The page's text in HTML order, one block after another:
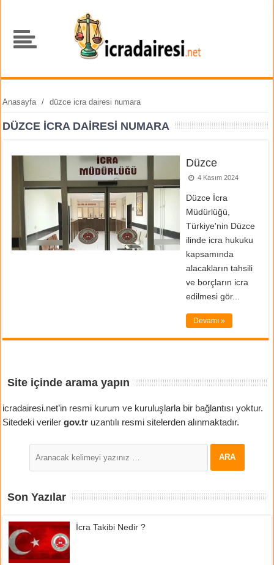
Anasayfa / düzce icra dairesi numara
DÜZCE ICRA DAIRESI NUMARA
Düzce
4 Kasım 2024
Düzce İcra
Müdürlüğü,
Türkiye'nin Düzce
ilinde icra hukuku
kapsamında
alacakların tahsili
ve borçların icra
edilmesi gör...
Devamı »
Site içinde arama yapın
icradairesi.net’in resmi kurum ve kuruluşlarla bir bağlantısı yoktur.
Sitedeki verilergov.tr uzantılı resmi sitelerden alınmaktadır.
Son Yazılar
İcra Takibi Nedir ?